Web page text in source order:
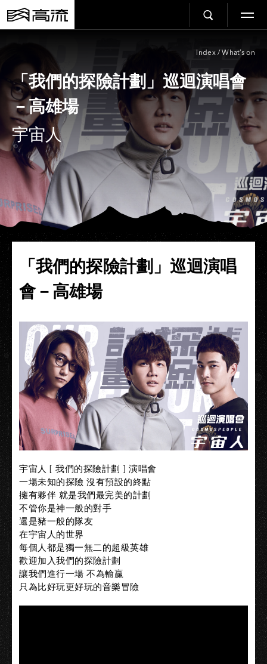
Index / What’s on
「我們的探險計劃」巡迴演唱會
－高雄場
宇宙人
「我們的探險計劃」巡迴演唱
會－高雄場
宇宙人 [ 我們的探險計劃 ] 演唱會
一場未知的探險 沒有預設的終點
擁有夥伴 就是我們最完美的計劃
不管你是神一般的對手
還是豬一般的隊友
在宇宙人的世界
每個人都是獨一無二的超級英雄
歡迎加入我們的探險計劃
讓我們進行一場 不為輸贏
只為比好玩更好玩的音樂冒險